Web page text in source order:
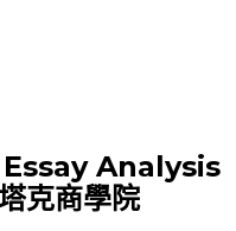
Analysis
克商學院